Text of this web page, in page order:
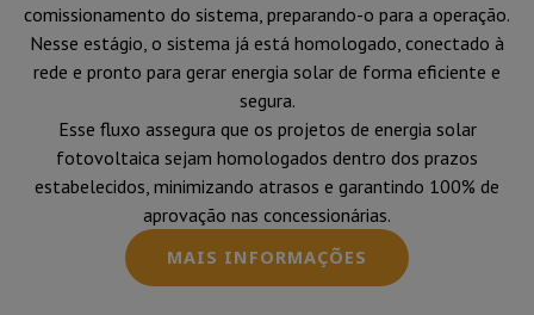
comissionamento do sistema, preparando-o para a operação.
Nesse estágio, o sistema já está homologado, conectado à
rede e pronto para gerar energia solar de forma eficiente e
segura.
Esse fluxo assegura que os projetos de energia solar
fotovoltaica sejam homologados dentro dos prazos
estabelecidos, minimizando atrasos e garantindo 100% de
aprovação nas concessionárias.
MAIS INFORMAÇÕES